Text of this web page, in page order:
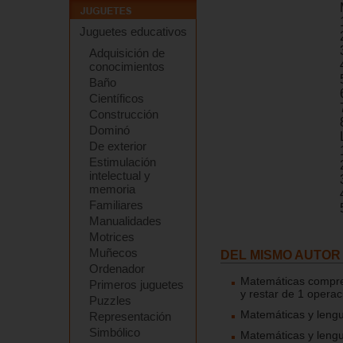
Juguetes educativos
Adquisición de
conocimientos
Baño
Científicos
Construcción
Dominó
De exterior
Estimulación
intelectual y
memoria
Familiares
Manualidades
Motrices
Muñecos
Ordenador
Primeros juguetes
Puzzles
Representación
Simbólico
DEL MISMO AUTOR
Matemáticas
y restar de 1
Matemáticas y
Matemáticas y